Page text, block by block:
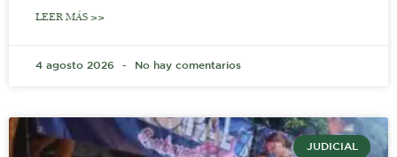
LEER MÁS >>
4 agosto 2026 No hay comentarios
JUDICIAL